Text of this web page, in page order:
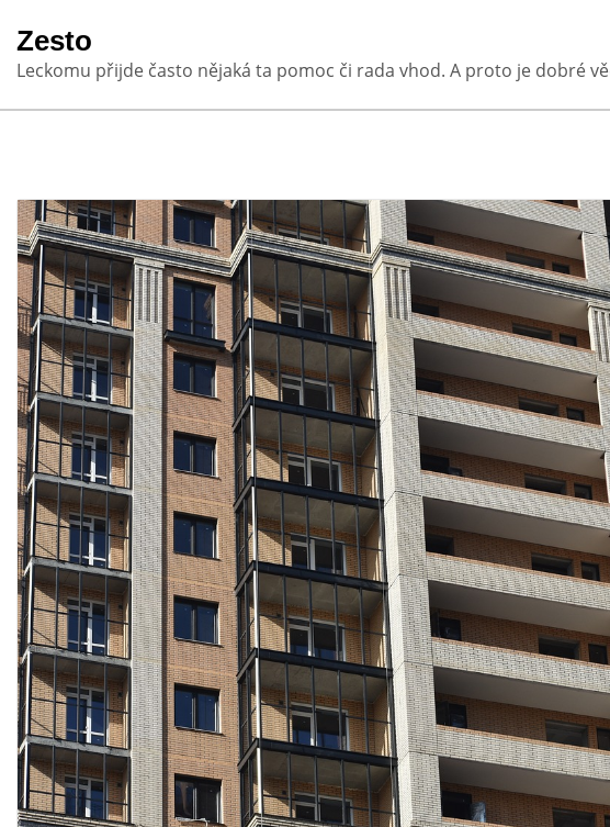
content
Zesto
Leckomu přijde často nějaká ta pomoc či rada vhod. A proto je dobré